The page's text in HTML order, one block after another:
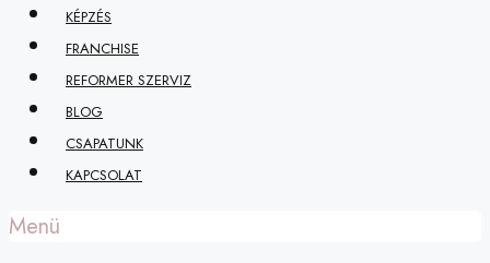
KÉPZÉS
FRANCHISE
REFORMER SZERVIZ
BLOG
CSAPATUNK
KAPCSOLAT
Menü